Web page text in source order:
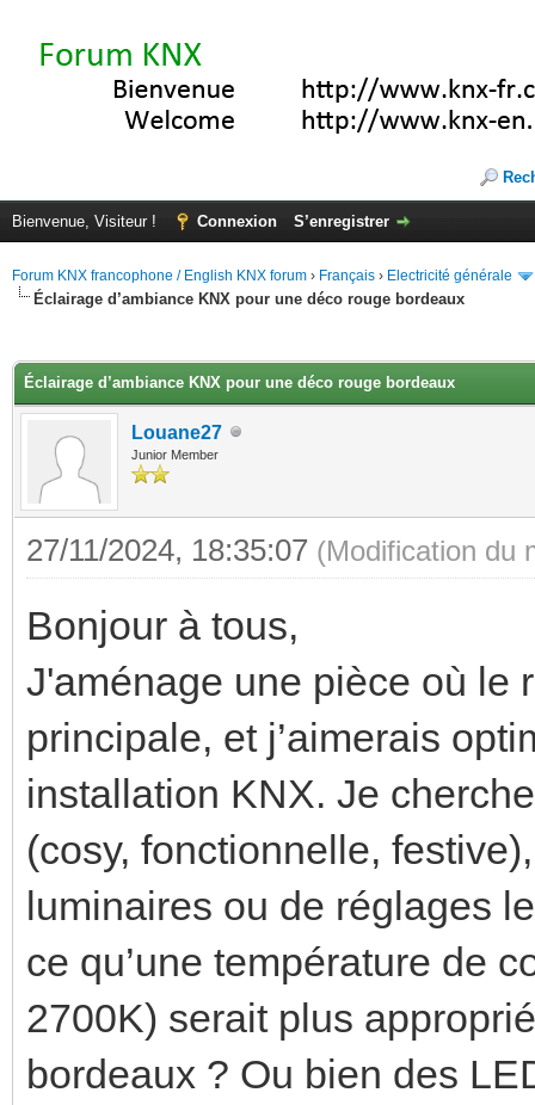
Bienvenue, Visiteur ! Connexion S’enregistrer
Forum KNX francophone / English KNX forum › Français › Electricité générale
Éclairage d’ambiance KNX pour une déco rouge bordeaux
Éclairage d’ambiance KNX pour une déco rouge bordeaux
Louane27
Junior Member
27/11/2024, 18:35:07 (Modification du
Bonjour à tous,
J'aménage une pièce où le
principale, et j’aimerais
installation KNX. Je
(cosy, fonctionnelle,
luminaires ou de réglages
ce qu’une température de
2700K) serait plus
bordeaux ? Ou bien des